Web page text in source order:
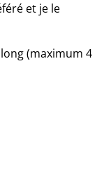
et je le
(maximum 4